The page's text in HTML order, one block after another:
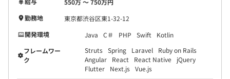
勤務地
東京都渋谷区東1-32-12
開発環境
Java C＃ PHP Swift
Kotlin
フレームワー
ク
Struts Spring Laravel
Ruby on Rails
Angular
React React Native
jQuery
Flutter
Next.js Vue.js